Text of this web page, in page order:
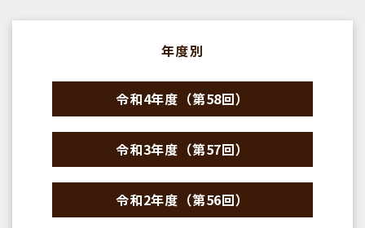
年度別
令和4年度（第58回）
令和3年度（第57回）
令和2年度（第56回）